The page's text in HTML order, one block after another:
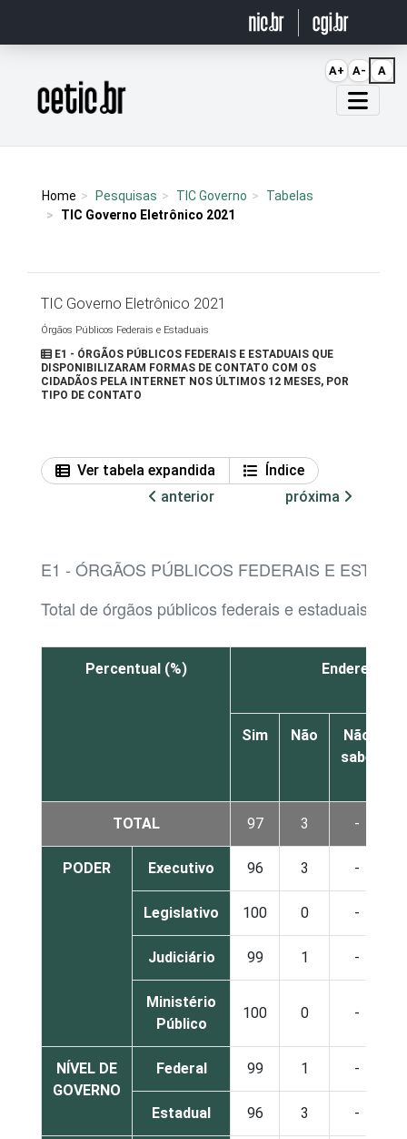
Página inicial
Home Pesquisas TIC Governo
Tabelas
TIC Governo Eletrônico 2021
TIC Governo Eletrônico 2021
Órgãos Públicos Federais e Estaduais
E1 - ÓRGÃOS PÚBLICOS FEDERAIS E ESTADUAIS QUE
DISPONIBILIZARAM FORMAS DE CONTATO COM OS
CIDADÃOS PELA INTERNET NOS ÚLTIMOS 12 MESES, POR
TIPO DE CONTATO
Ver tabela expandida
Índice
anterior
próxima
E1 - ÓRGÃOS PÚBLICOS FEDERAIS E
Total de órgãos públicos federais e estaduais
Percentual (%) Endereço
Sim Não
Não
sabe
TOTAL 97 3 -
PODER Executivo 96 3 -
Legislativo 100 0 -
Judiciário 99 1 -
Ministério
Público
100 0 -
NÍVEL DE
GOVERNO
Federal 99 1 -
Estadual 96 3 -
A+ A- A